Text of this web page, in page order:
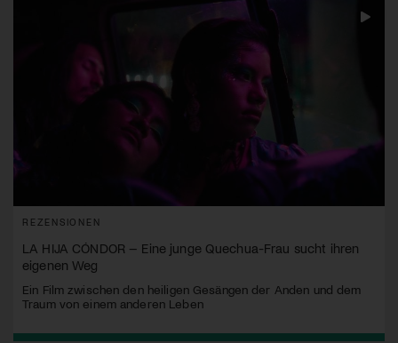
REZENSIONEN
LA HIJA CÓNDOR – Eine junge Quechua-Frau sucht ihren
eigenen Weg
Ein Film zwischen den heiligen Gesängen der Anden und dem
Traum von einem anderen Leben